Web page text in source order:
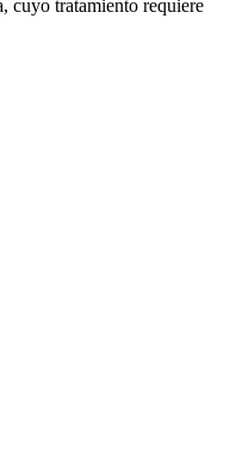
cuyo tratamiento requiere